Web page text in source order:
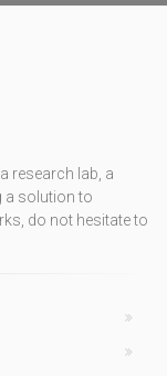
research lab, a
a solution to
do not hesitate to